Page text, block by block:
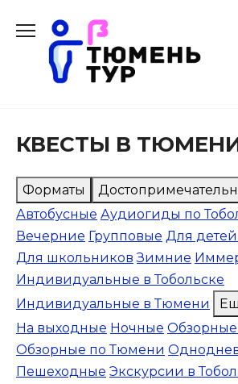
содержанию
КВЕСТЫ В
Форматы
Автобусные Аудиогиды по
Вечерние Групповые Для детей
Для школьников Зимние
Индивидуальные в Тобольске
Индивидуальные в Тюмени
На выходные Ночные Обзорные
Обзорные по Тюмени
Пешеходные Экскурсии в